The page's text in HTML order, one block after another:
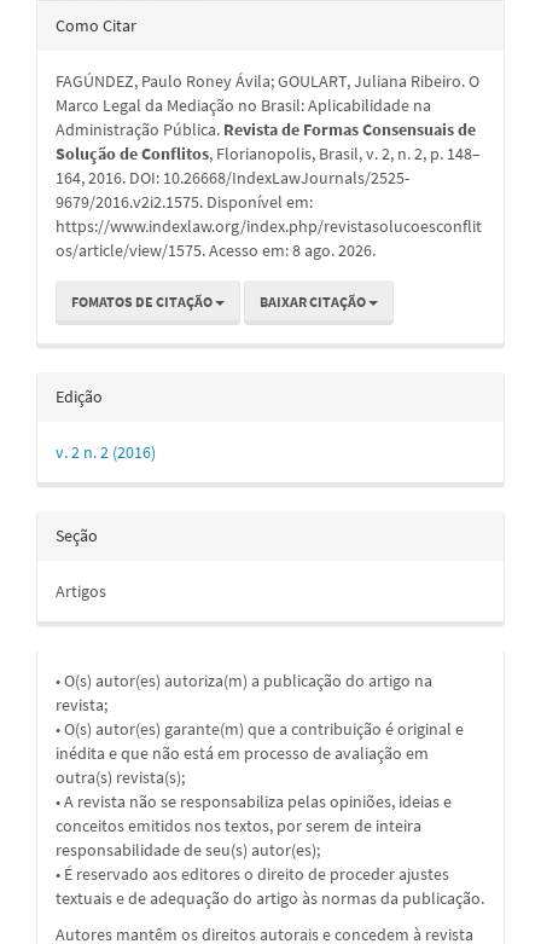
Detalhes
artigo
Como Citar
FAGÚNDEZ, Paulo Roney Ávila; GOULART, Juliana Ribeiro. O
Marco Legal da Mediação no Brasil: Aplicabilidade na
Administração Pública. Revista de Formas Consensuais de
Solução de Conflitos, Florianopolis, Brasil, v. 2, n. 2, p. 148–
164, 2016. DOI: 10.26668/IndexLawJournals/2525-
9679/2016.v2i2.1575. Disponível em:
https://www.indexlaw.org/index.php/revistasolucoesconflit
os/article/view/1575. Acesso em: 8 ago. 2026.
FOMATOS DE CITAÇÃO BAIXAR CITAÇÃO
Edição
v. 2 n. 2 (2016)
Seção
Artigos
• O(s) autor(es) autoriza(m) a publicação do artigo na
revista;
• O(s) autor(es) garante(m) que a contribuição é original e
inédita e que não está em processo de avaliação em
outra(s) revista(s);
• A revista não se responsabiliza pelas opiniões, ideias e
conceitos emitidos nos textos, por serem de inteira
responsabilidade de seu(s) autor(es);
• É reservado aos editores o direito de proceder ajustes
textuais e de adequação do artigo às normas da publicação.
Autores mantêm os direitos autorais e concedem à revista